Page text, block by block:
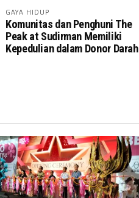
GAYA HIDUP
Komunitas dan Penghuni The
Peak at Sudirman Memiliki
Kepedulian dalam Donor Darah